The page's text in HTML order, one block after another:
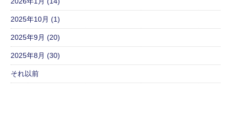
2025年10月 (1)
2025年9月 (20)
2025年8月 (30)
それ以前